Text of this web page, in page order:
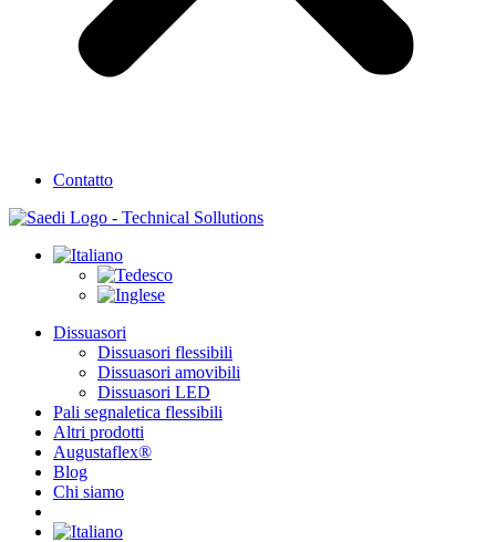
Contatto
Dissuasori
Dissuasori flessibili
Dissuasori amovibili
Dissuasori LED
Pali segnaletica flessibili
Altri prodotti
Augustaflex®
Blog
Chi siamo